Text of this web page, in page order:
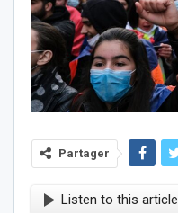
Partager
Listen to this article